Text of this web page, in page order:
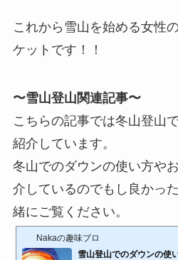
これから雪山を始める女性
ケットです！！
〜雪山登山関連記事〜
こちらの記事では冬山登山
紹介しています。
冬山でのダウンの使い方や
介しているのでもし良かっ
緒にご覧ください。
Nakaの趣味ブロ
雪山登山でのダウンの使